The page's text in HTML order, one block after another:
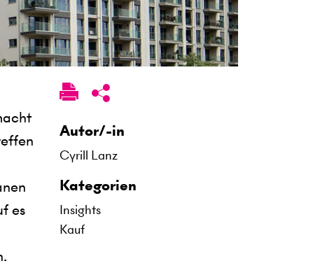
es
Autor/-in
Cyrill Lanz
Kategorien
Insights
Kauf